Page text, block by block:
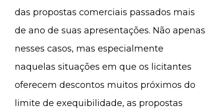
das propostas comerciais passados mais
de ano de suas apresentações. Não apenas
nesses casos, mas especialmente
naquelas situações em que os licitantes
oferecem descontos muitos próximos do
limite de exequibilidade, as propostas